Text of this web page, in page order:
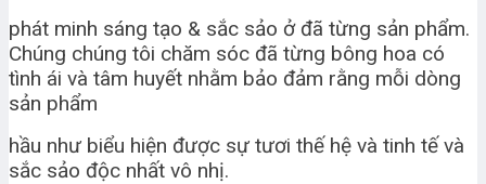
phát minh sáng tạo & sắc sảo ở đã từng sản phẩm.
Chúng chúng tôi chăm sóc đã từng bông hoa có
tình ái và tâm huyết nhằm bảo đảm rằng mỗi dòng
sản phẩm
hầu như biểu hiện được sự tươi thế hệ và tinh tế và
sắc sảo độc nhất vô nhị.